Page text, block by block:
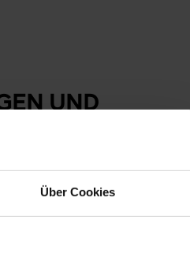
Über Cookies
UND